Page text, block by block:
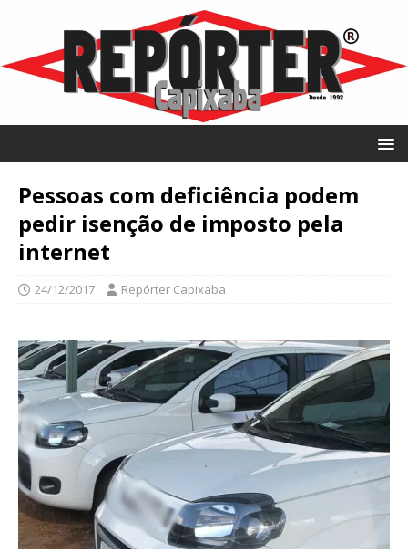
Pessoas com deficiência podem
pedir isenção de imposto pela
internet
24/12/2017 Repórter Capixaba